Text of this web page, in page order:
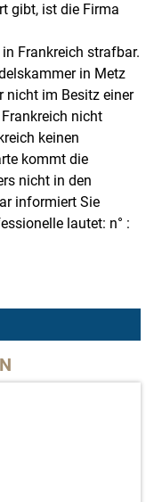
gibt, ist die Firma
Frankreich strafbar.
in Metz
nicht im Besitz einer
nicht
keinen
kommt die
nicht in den
informiert Sie
lautet: n° :